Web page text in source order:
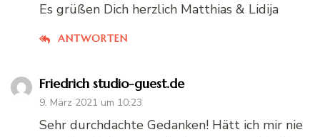
ANTWORTEN
Es grüßen Dich herzlich Matthias & Lidija
Friedrich studio-guest.de
9. März 2021 um 10:23
Sehr durchdachte Gedanken! Hätt ich mir nie